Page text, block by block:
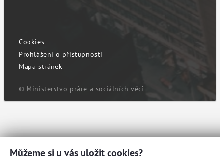
Cookies
Prohlášení o přístupnosti
Mapa stránek
© Ministerstvo práce a sociálních věcí
Můžeme si u vás uložit cookies?